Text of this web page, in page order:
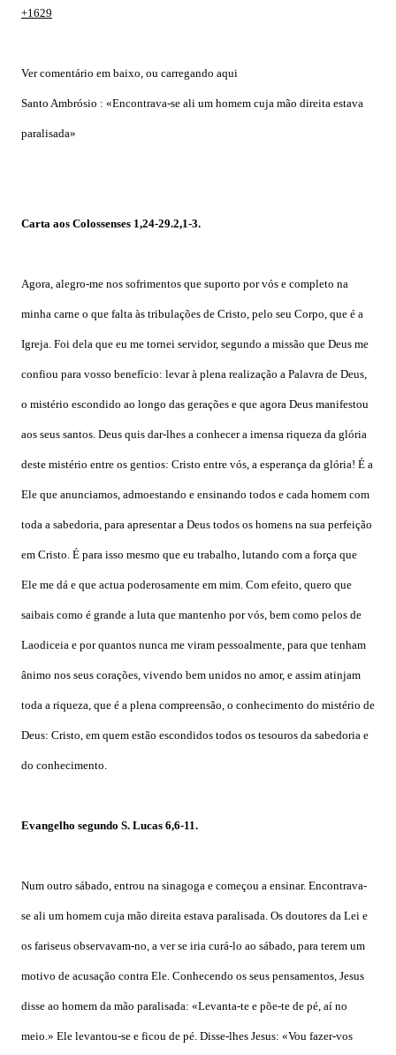
+1629
Ver comentário em baixo, ou carregando aqui
Santo Ambrósio : «Encontrava-se ali um homem cuja mão direita estava
paralisada»
Carta aos Colossenses 1,24-29.2,1-3.
Agora, alegro-me nos sofrimentos que suporto por vós e completo na
minha carne o que falta às tribulações de Cristo, pelo seu Corpo, que é a
Igreja. Foi dela que eu me tornei servidor, segundo a missão que Deus me
confiou para vosso benefício: levar à plena realização a Palavra de Deus,
o mistério escondido ao longo das gerações e que agora Deus manifestou
aos seus santos. Deus quis dar-lhes a conhecer a imensa riqueza da glória
deste mistério entre os gentios: Cristo entre vós, a esperança da glória! É a
Ele que anunciamos, admoestando e ensinando todos e cada homem com
toda a sabedoria, para apresentar a Deus todos os homens na sua perfeição
em Cristo. É para isso mesmo que eu trabalho, lutando com a força que
Ele me dá e que actua poderosamente em mim. Com efeito, quero que
saibais como é grande a luta que mantenho por vós, bem como pelos de
Laodiceia e por quantos nunca me viram pessoalmente, para que tenham
ânimo nos seus corações, vivendo bem unidos no amor, e assim atinjam
toda a riqueza, que é a plena compreensão, o conhecimento do mistério de
Deus: Cristo, em quem estão escondidos todos os tesouros da sabedoria e
do conhecimento.
Evangelho segundo S. Lucas 6,6-11.
Num outro sábado, entrou na sinagoga e começou a ensinar. Encontrava-
se ali um homem cuja mão direita estava paralisada. Os doutores da Lei e
os fariseus observavam-no, a ver se iria curá-lo ao sábado, para terem um
motivo de acusação contra Ele. Conhecendo os seus pensamentos, Jesus
disse ao homem da mão paralisada: «Levanta-te e põe-te de pé, aí no
meio.» Ele levantou-se e ficou de pé. Disse-lhes Jesus: «Vou fazer-vos